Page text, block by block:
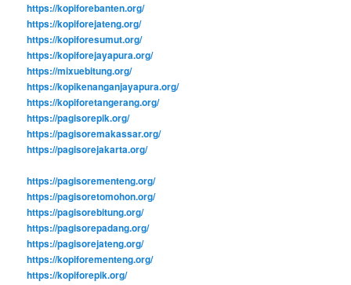
https://kopiforebanten.org/
https://kopiforejateng.org/
https://kopiforesumut.org/
https://kopiforejayapura.org/
https://mixuebitung.org/
https://kopikenanganjayapura.org/
https://kopiforetangerang.org/
https://pagisorepik.org/
https://pagisoremakassar.org/
https://pagisorejakarta.org/
https://pagisorementeng.org/
https://pagisoretomohon.org/
https://pagisorebitung.org/
https://pagisorepadang.org/
https://pagisorejateng.org/
https://kopiforementeng.org/
https://kopiforepik.org/